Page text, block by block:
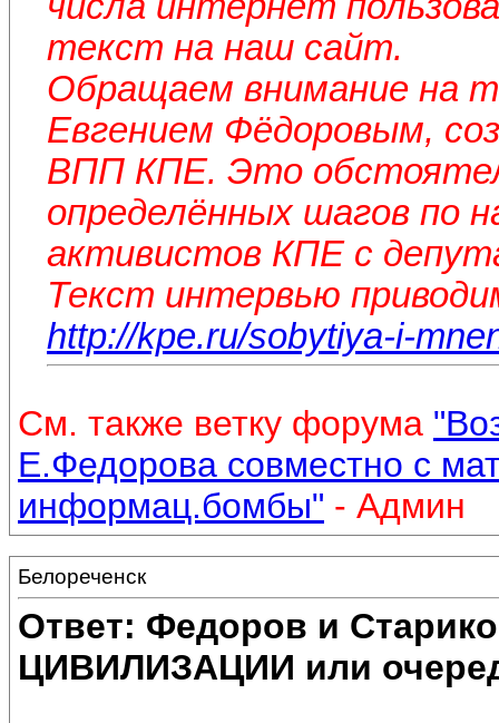
текст на наш сайт.
Обращаем внимание на
Евгением Фёдоровым,
ВПП КПЕ. Это
определённых шагов по
активистов КПЕ с
Текст интервью
http://kpe.ru/sobytiya-i-
См. также ветку форума
Е.Федорова совместно с
информац.бомбы" - Админ
Белореченск
Ответ: Федоров и
ЦИВИЛИЗАЦИИ или